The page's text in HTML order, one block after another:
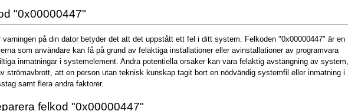
"0x00000447"
varningen på din dator betyder det att det uppstått ett fel i ditt system. Felkoden "0x00000447" är en
som användare kan få på grund av felaktiga installationer eller avinstallationer av programvara
inmatningar i systemelement. Andra potentiella orsaker kan vara felaktig avstängning av system,
strömavbrott, att en person utan teknisk kunskap tagit bort en nödvändig systemfil eller inmatning i
samt flera andra faktorer.
felkod "0x00000447"